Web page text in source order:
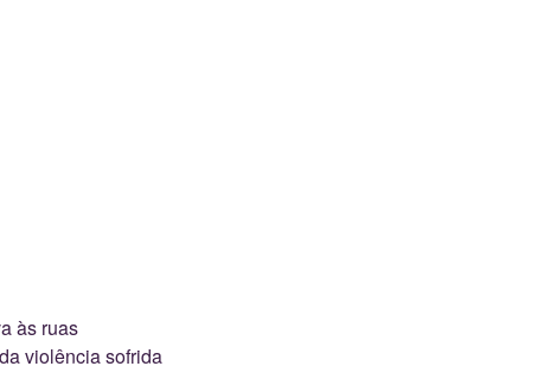
às ruas
violência sofrida